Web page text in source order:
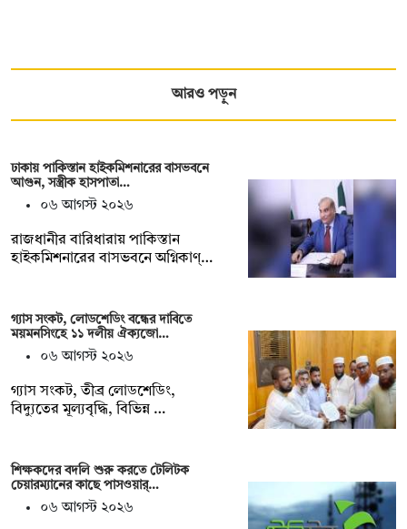
আরও পড়ুন
ঢাকায় পাকিস্তান হাইকমিশনারের বাসভবনে
আগুন, সস্ত্রীক হাসপাতা…
০৬ আগস্ট ২০২৬
রাজধানীর বারিধারায় পাকিস্তান
হাইকমিশনারের বাসভবনে অগ্নিকাণ্…
গ্যাস সংকট, লোডশেডিং বন্ধের দাবিতে
ময়মনসিংহে ১১ দলীয় ঐক্যজো…
০৬ আগস্ট ২০২৬
গ্যাস সংকট, তীব্র লোডশেডিং,
বিদ্যুতের মূল্যবৃদ্ধি, বিভিন্ন …
শিক্ষকদের বদলি শুরু করতে টেলিটক
চেয়ারম্যানের কাছে পাসওয়ার্…
০৬ আগস্ট ২০২৬